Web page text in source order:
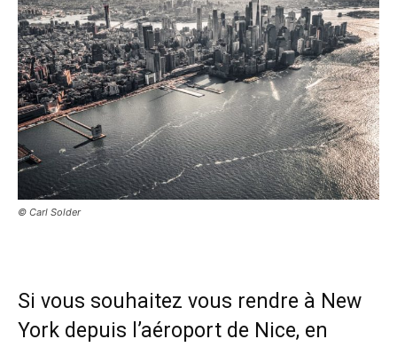
© Carl Solder
Si vous souhaitez vous rendre à New
York depuis l’aéroport de Nice, en